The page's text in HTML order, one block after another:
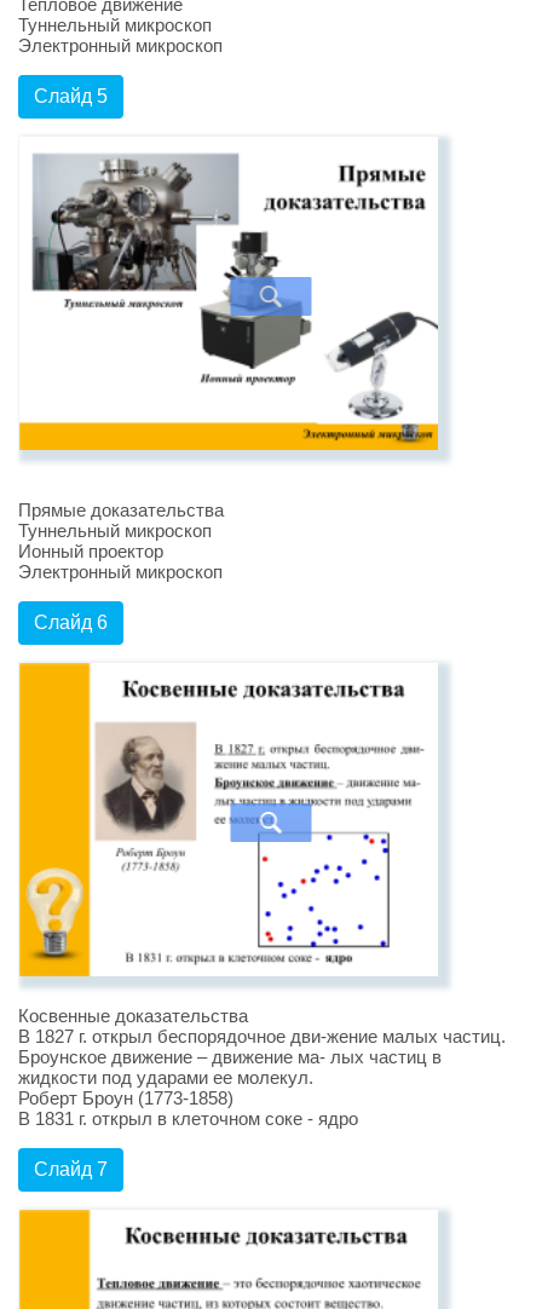
Тепловое движение
Туннельный микроскоп
Электронный микроскоп
Слайд 5
Прямые доказательства
Туннельный микроскоп
Ионный проектор
Электронный микроскоп
Слайд 6
Косвенные доказательства
В 1827 г. открыл беспорядочное дви-жение малых частиц.
Броунское движение – движение ма- лых частиц в
жидкости под ударами ее молекул.
Роберт Броун (1773-1858)
В 1831 г. открыл в клеточном соке - ядро
Слайд 7